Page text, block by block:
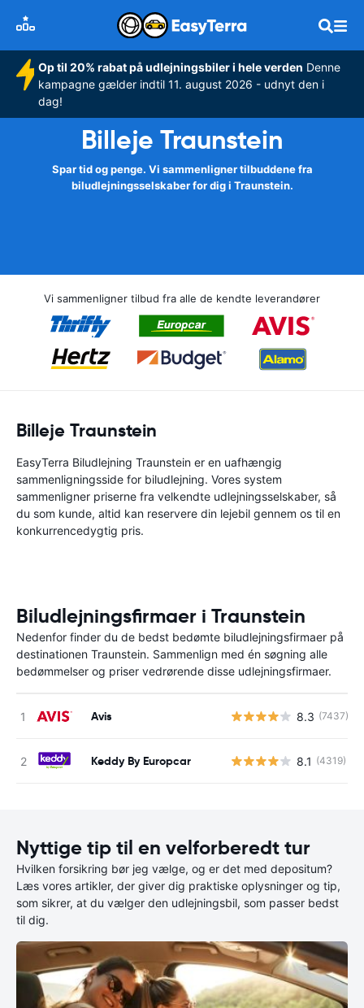
Op til 20% rabat på udlejningsbiler i hele verden Denne
kampagne gælder indtil 11. august 2026 - udnyt den i
dag!
Billeje Traunstein
Spar tid og penge. Vi sammenligner tilbuddene fra
biludlejningsselskaber for dig i Traunstein.
Vi sammenligner tilbud fra alle de kendte leverandører
Billeje Traunstein
EasyTerra Biludlejning Traunstein er en uafhængig
sammenligningsside for biludlejning. Vores system
sammenligner priserne fra velkendte udlejningsselskaber, så
du som kunde, altid kan reservere din lejebil gennem os til en
konkurrencedygtig pris.
Biludlejningsfirmaer i Traunstein
Nedenfor finder du de bedst bedømte biludlejningsfirmaer på
destinationen Traunstein. Sammenlign med én søgning alle
bedømmelser og priser vedrørende disse udlejningsfirmaer.
Avis 8.3 (7437)
Keddy By Europcar 8.1 (4319)
Nyttige tip til en velforberedt tur
Hvilken forsikring bør jeg vælge, og er det med depositum?
Læs vores artikler, der giver dig praktiske oplysninger og tip,
som sikrer, at du vælger den udlejningsbil, som passer bedst
til dig.